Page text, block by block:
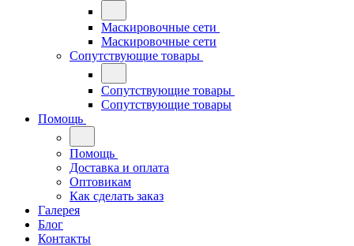
Маскировочные сети
Маскировочные сети
Сопутствующие товары
Сопутствующие товары
Сопутствующие товары
Помощь
Помощь
Доставка и оплата
Оптовикам
Как сделать заказ
Галерея
Блог
Контакты